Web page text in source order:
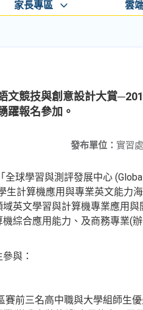
家長專區 雲
文競技與創意設計大賞
躍報名參加。
發布單位： 實習處
球學習與測評發展中心
計算機應用與專業英文能力
英文學習與計算機專業應用與
綜合應用能力、及商務專業(
與：
前三名高中職與大學組師生優